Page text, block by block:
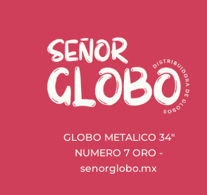
GLOBO METALICO 34"
NUMERO 7 ORO -
senorglobo.mx